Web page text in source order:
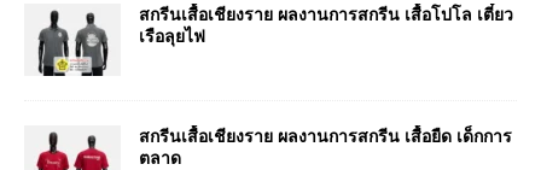
สกรีนเสื้อเชียงราย ผลงานการสกรีน เสื้อโปโล เตี๋ยว
เรือลุยไฟ
สกรีนเสื้อเชียงราย ผลงานการสกรีน เสื้อยืด เด็กการ
ตลาด